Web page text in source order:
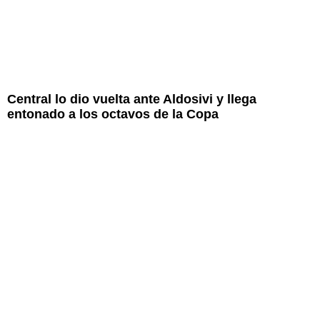
Central lo dio vuelta ante Aldosivi y llega
entonado a los octavos de la Copa